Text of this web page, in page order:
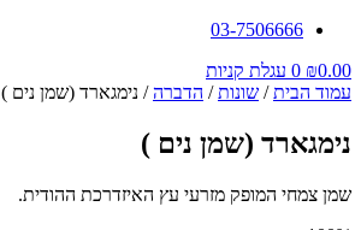
03-7506666
₪0.00
0 עגלת קניות
עמוד הבית/ שונות/ הדברה/ נימגארד (שמן נים )
נימגארד (שמן נים )
שמן צמחי המופק מזרעי עץ האיזדרכת ההודית.